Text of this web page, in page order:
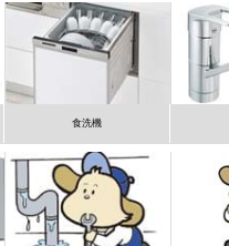
食洗機